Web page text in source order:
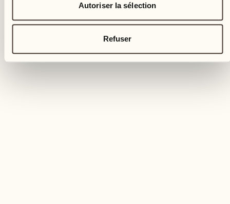
Autoriser la sélection
Refuser